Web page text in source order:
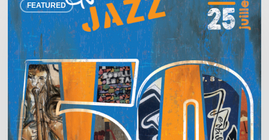
FEATURED
en
Jazz
2026
–
Three
days
of
jazz
in